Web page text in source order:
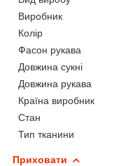
Виробник
Колір
Фасон рукава
Довжина сукні
Довжина рукава
Країна виробник
Стан
Тип тканини
Приховати